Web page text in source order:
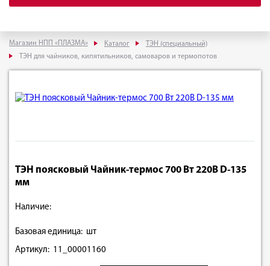
Магазин НПП «ПЛАЗМА» Каталог
ТЭН (специальный)
ТЭН для чайников, кипятильников, самоваров и термопотов
ТЭН поясковый Чайник-термос 700 Вт 220В D-135
мм
Наличие:
Базовая единица: шт
Артикул: 11_00001160